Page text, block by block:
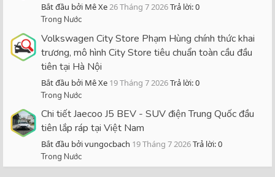
Bắt đầu bởi Mê Xe26 Tháng 7 2026Trả lời: 0
Trong Nước
Volkswagen City Store Phạm Hùng chính thức khai
trương, mô hình City Store tiêu chuẩn toàn cầu đầu
tiên tại Hà Nội
Bắt đầu bởi Mê Xe 19 Tháng 7 2026Trả lời: 0
Trong Nước
Chi tiết Jaecoo J5 BEV - SUV điện Trung Quốc đầu
tiên lắp ráp tại Việt Nam
Bắt đầu bởi vungocbach 19 Tháng 7 2026Trả lời: 0
Trong Nước